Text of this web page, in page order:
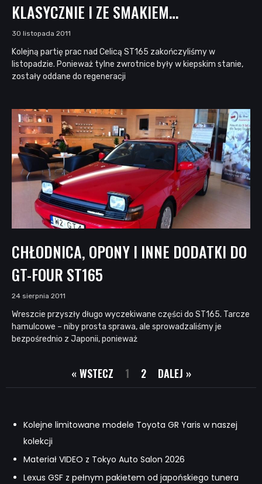
KLASYCZNIE I ZE SMAKIEM…
30 listopada 2011
Kolejną partię prac nad Celicą ST165 zakończyliśmy w
listopadzie. Ponieważ tylne zwrotnice były w kiepskim stanie,
zostały oddane do regeneracji
CHŁODNICA, OPONY I INNE DODATKI DO
GT-FOUR ST165
24 sierpnia 2011
Wreszcie przyszły długo wyczekiwane części do ST165. Tarcze
hamulcowe – niby prosta sprawa, ale sprowadzaliśmy je
bezpośrednio z Japonii, ponieważ
« WSTECZ 1 2 DALEJ »
Kolejne limitowane modele Toyota GR Yaris w naszej
kolekcji
Materiał VIDEO z Tokyo Auto Salon 2026
Lexus GSF z pełnym pakietem od japońskiego tunera